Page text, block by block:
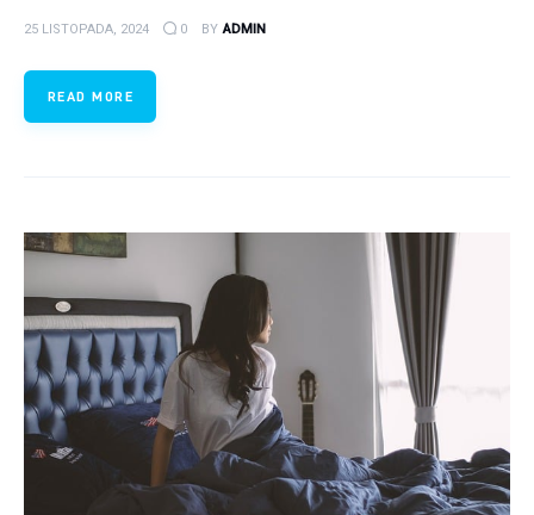
25 LISTOPADA, 2024 0 BY ADMIN
READ MORE